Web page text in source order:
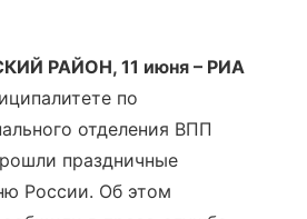
РАЙОН, 11 июня – РИА
по
отделения ВПП
праздничные
России. Об этом